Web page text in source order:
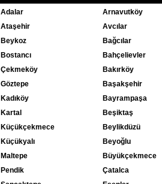
Adalar
Ataşehir
Beykoz
Bostancı
Çekmeköy
Göztepe
Kadıköy
Kartal
Küçükçekmece
Küçükyalı
Maltepe
Pendik
Arnavutköy
Avcılar
Bağcılar
Bahçelievler
Bakırköy
Başakşehir
Bayrampaşa
Beşiktaş
Beylikdüzü
Beyoğlu
Büyükçekmece
Çatalca